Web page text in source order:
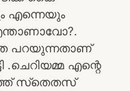
എന്നെയും
പറയുന്നതാണ്
.ചെറിയമ്മ എന്റെ
സ്‌തെതസ്